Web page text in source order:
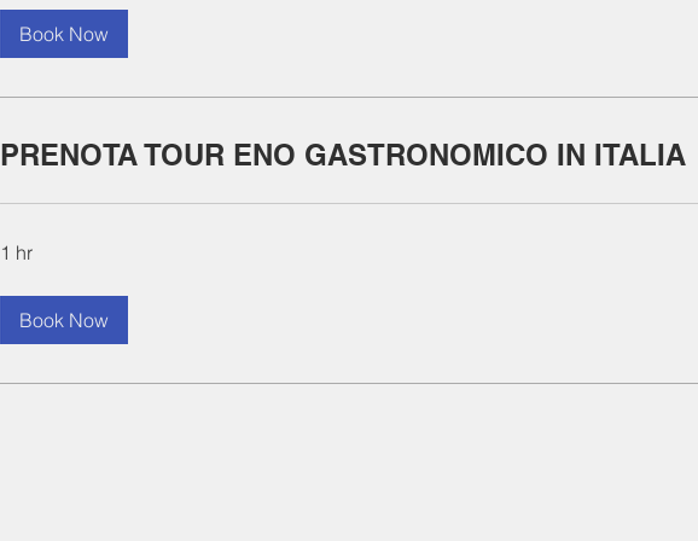
Book Now
PRENOTA TOUR ENO GASTRONOMICO IN ITALIA
1 hr
Book Now